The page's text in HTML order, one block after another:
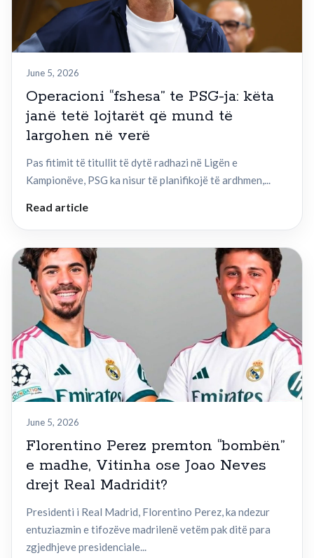
June 5, 2026
Operacioni “fshesa” te PSG-ja: këta
janë tetë lojtarët që mund të
largohen në verë
Pas fitimit të titullit të dytë radhazi në Ligën e
Kampionëve, PSG ka nisur të planifikojë të ardhmen,...
Read article
June 5, 2026
Florentino Perez premton “bombën”
e madhe, Vitinha ose Joao Neves
drejt Real Madridit?
Presidenti i Real Madrid, Florentino Perez, ka ndezur
entuziazmin e tifozëve madrilenë vetëm pak ditë para
zgjedhjeve presidenciale...